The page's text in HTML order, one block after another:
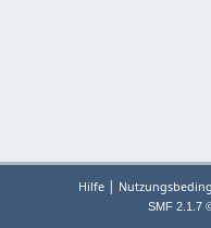
Hilfe |
SMF 2.1.7